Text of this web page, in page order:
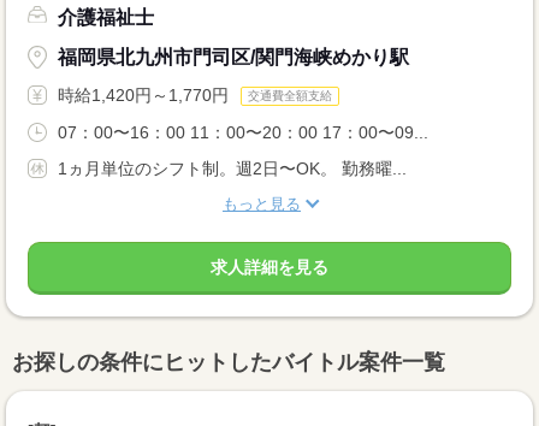
介護福祉士
福岡県北九州市門司区/関門海峡めかり駅
時給1,420円～1,770円 交通費全額支給
07：00〜16：00 11：00〜20：00 17：00〜09...
1ヵ月単位のシフト制。週2日〜OK。 勤務曜...
もっと見る
求人詳細を見る
お探しの条件にヒットしたバイトル案件一覧